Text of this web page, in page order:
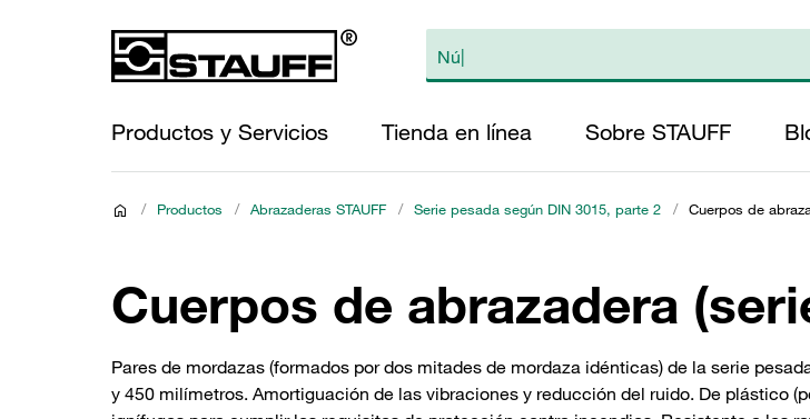
Productos y Servicios Tienda en línea Sobre STAUFF
/ Productos / Abrazaderas STAUFF / Serie pesada según DIN 3015, parte 2 / Cuerpos de
Cuerpos de abrazadera
Pares de mordazas (formados por dos mitades de mordaza idénticas) de la serie
y 450 milímetros. Amortiguación de las vibraciones y reducción del ruido. De plástico